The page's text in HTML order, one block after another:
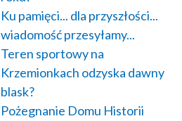
Ku pamięci... dla przyszłości...
wiadomość przesyłamy...
Teren sportowy na
Krzemionkach odzyska dawny
blask?
Pożegnanie Domu Historii